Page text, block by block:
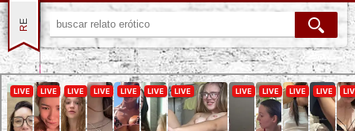
Experience intense desire for
girls anytime, anywhere.